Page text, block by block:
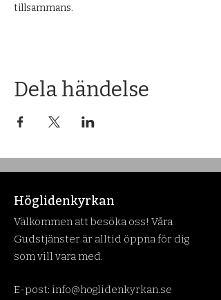
tillsammans.
Dela händelse
Höglidenkyrkan
Välkommen att besöka oss! Våra
Gudstjänster är alltid öppna för dig
som vill vara med.
E-post: info@hoglidenkyrkan.se